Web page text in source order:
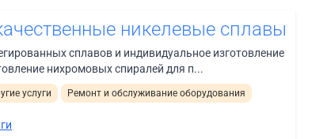
никелевые сплавы
сплавов и индивидуальное изготовление
нихромовых спиралей для п...
услуги Ремонт и обслуживание оборудования